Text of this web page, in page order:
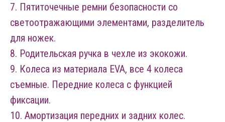
7. Пятиточечные ремни безопасности со
светоотражающими элементами, разделитель
для ножек.
8. Родительская ручка в чехле из экокожи.
9. Колеса из материала EVA, все 4 колеса
съемные. Передние колеса с функцией
фиксации.
10. Амортизация передних и задних колес.